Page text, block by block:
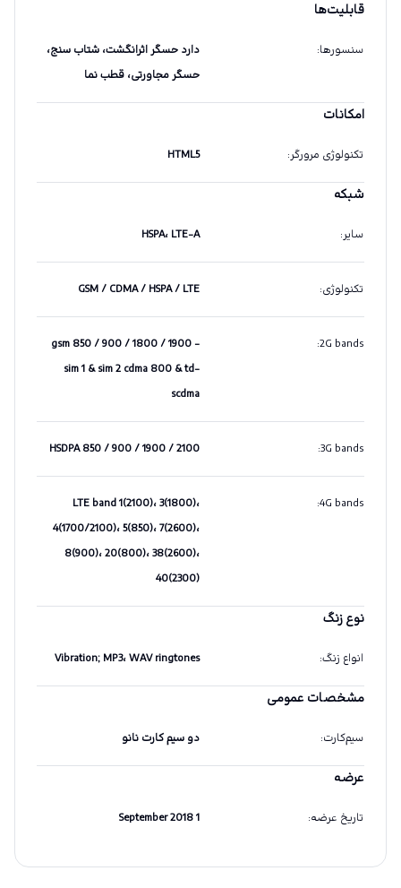
قابلیت‌ها
سنسورها:
دارد حسگر اثرانگشت، شتاب سنج،
حسگر مجاورتی، قطب نما
امکانات
تکنولوژی مرورگر:
HTML5
شبکه
سایر: HSPA، LTE-A
تکنولوژی:
GSM / CDMA / HSPA / LTE
2G bands
:
gsm 850 / 900 / 1800 / 1900 -
sim 1 & sim 2 cdma 800 & td-
scdma
3G bands
:
HSDPA 850 / 900 / 1900 / 2100
4G bands
:
LTE band 1(2100)، 3(1800)،
4(1700/2100)، 5(850)، 7(2600)،
8(900)، 20(800)، 38(2600)،
40(2300)
نوع زنگ
انواع زنگ: Vibration; MP3، WAV ringtones
مشخصات عمومی
سیم‌کارت: دو سیم کارت نانو
عرضه
تاریخ عرضه:
1 September 2018